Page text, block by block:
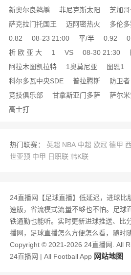
新奥尔良鹈鹕
菲尼克斯太阳 芝加
萨克拉门托国王
迈阿密热火 多伦
0.82
08-23 21:00 平/半 0.92
析 欧 亚 大
1 VS 08-30 21:30
阿拉木图凯拉特
1奥莫尼亚 图恩1
科尔多瓦中央SDE
普拉腾斯 防卫者
竞技俱乐部
甘拿斯亚门多萨 萨尔
高士打
热门联赛： 英超 NBA 中超 欧冠 德甲
世亚预 中甲 日职联 韩K联
24直播网【足球直播】低延迟，进球比
速版，省流模式流量不够也不怕。足球
铁通勤也能听。实时更新进球推送、比
播网，足球直播怎么方便怎么看，随时
Copyright © 2021-2026 24直播网. All
24直播网 | All Football App 网站地图